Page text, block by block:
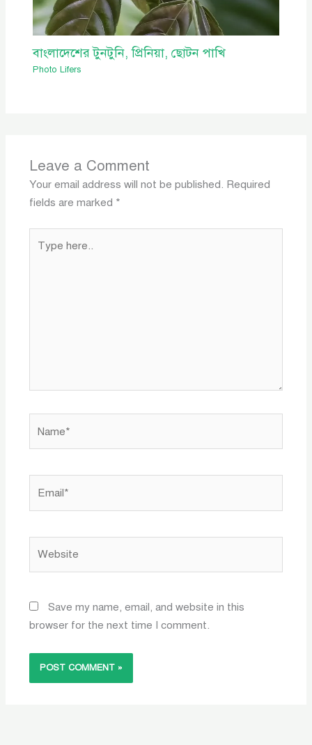
বাংলাদেশের টুনটুনি, প্রিনিয়া, ছোটন পাখি
Photo Lifers
Leave a Comment
Your email address will not be published. Required
fields are marked *
here..
Save my name, email, and website in this
browser for the next time I comment.